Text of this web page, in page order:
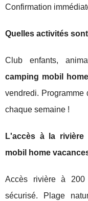
Confirmation
Quelles activités
Club enfants,
camping mobil
vendredi. Programme
chaque semaine !
L'accès à la
mobil home
Accès rivière à
sécurisé. Plage